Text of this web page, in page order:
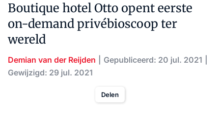
Boutique hotel Otto opent eerste
on-demand privébioscoop ter
wereld
Demian van der Reijden
Gepubliceerd: 20 jul. 2021
Gewijzigd: 29 jul. 2021
Delen